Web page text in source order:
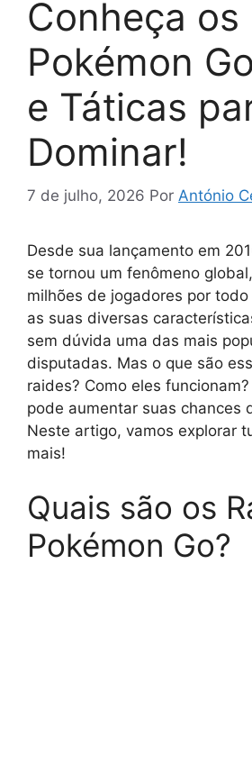
Conheça os
Pokémon
e Táticas
Dominar!
7 de julho, 2026 Por António
Desde sua lançamento em
se tornou um fenômeno
milhões de jogadores por
as suas diversas
sem dúvida uma das mais
disputadas. Mas o que são
raides? Como eles
pode aumentar suas chances
Neste artigo, vamos explorar
mais!
Quais são os
Pokémon Go?